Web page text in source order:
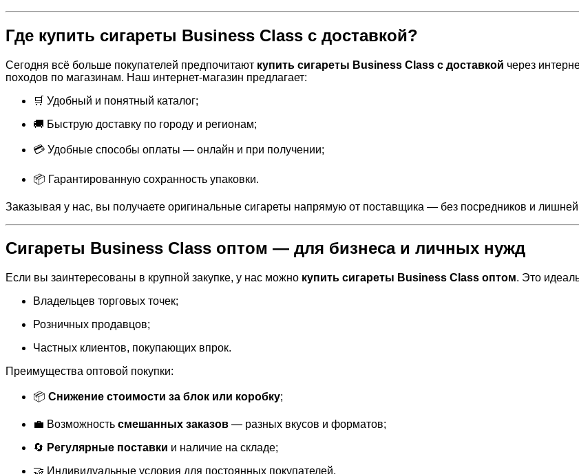
Где купить сигареты Business Class с доставкой?
Сегодня всё больше покупателей предпочитают купить сигареты Business Class с доставкой через
походов по магазинам. Наш интернет-магазин предлагает:
🛒 Удобный и понятный каталог;
🚚 Быструю доставку по городу и регионам;
💳 Удобные способы оплаты — онлайн и при получении;
📦 Гарантированную сохранность упаковки.
Заказывая у нас, вы получаете оригинальные сигареты напрямую от поставщика — без посредников и
Сигареты Business Class оптом — для бизнеса и личных нужд
Если вы заинтересованы в крупной закупке, у нас можно купить сигареты Business Class оптом. Это
Владельцев торговых точек;
Розничных продавцов;
Частных клиентов, покупающих впрок.
Преимущества оптовой покупки:
📦 Снижение стоимости за блок или коробку;
💼 Возможность смешанных заказов — разных вкусов и форматов;
🔄 Регулярные поставки и наличие на складе;
🤝 Индивидуальные условия для постоянных покупателей.